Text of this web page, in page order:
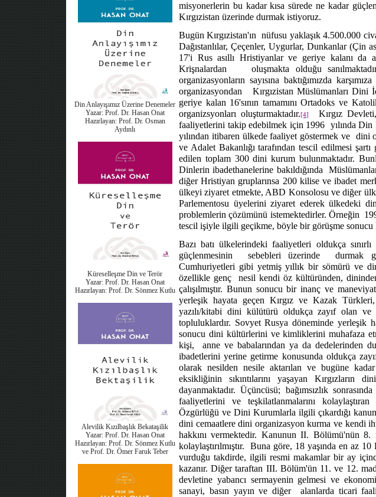
Din Anlayışımız Üzerine Denemeler
Yazar: Prof. Dr. Hasan Onat
Hazırlayan: Prof. Dr. Osman
Aydınlı
Küreselleşme Din ve Terör
Yazar: Prof. Dr. Hasan Onat
Hazırlayan: Prof. Dr. Sönmez Kutlu
Alevilik Kızılbaşlık Bekataşilik
Yazar: Prof. Dr. Hasan Onat
Hazırlayan: Prof. Dr. Sönmez Kutlu
ve Prof. Dr. Ömer Faruk Teber
misyonerlerin bu kadar kısa sürede ne kadar
Kırgızistan üzerinde durmak istiyoruz.
Bugün Kırgızistan'ın
nüfusu yaklaşık 4.500.000
Dağıstanlılar, Çeçenler, Uygurlar, Dunkanlar (Çin
17'i Rus asıllı Hristiyanlar ve geriye kalanı da
Krişnalardan
oluşmakta olduğu
organizasyonların sayısına baktığımızda
organizasyondan
Kırgızistan Müslümanları Dini
geriye kalan 16'sının tamamını Ortadoks ve
organizsyonları oluşturmaktadır.[4] Kırgız Devleti,
faaliyetlerini takip edebilmek için 1996 yılında
yılından itibaren ülkede faaliyet göstermek ve dini
ve Adalet Bakanlığı tarafından tescil edilmesi şartı
edilen toplam 300 dini kurum bulunmaktadır.
Dinlerin ibadethanelerine bakıldığında
diğer Hristiyan gruplarınsa 200 kilise ve ibadet
ülkeyi ziyaret etmekte, ABD Konsolosu ve diğer
Parlementosu üyelerini ziyaret ederek ülkedeki
problemlerin çözümünü istemektedirler. Örneğin
tescil işiyle ilgili geçikme, böyle bir görüşme sonucu
Bazı batı ülkelerindeki faaliyetleri oldukça
güçlenmesinin
sebebleri üzerinde
durmak
Cumhuriyetleri gibi yetmiş yıllık bir sömürü ve
özellikle genç
nesil kendi öz kültüründen,
çalışılmıştır. Bunun sonucu bir inanç ve
yerleşik hayata geçen Kırgız ve Kazak
yazılı/kitabi dini külütürü oldukça zayıf olan
topluluklardır. Sovyet Rusya döneminde yerleşik
sonucu dini kültürlerini ve kimliklerini muhafaza
kişi,
anne ve babalarından ya da dedelerinden
ibadetlerini yerine getirme konusunda oldukça
olarak nesilden nesile aktarılan ve bugüne
eksikliğinin sıkıntılarını yaşayan Kırgızların
dayanmaktadır. Üçüncüsü; bağımsızlık
faaliyetlerini ve teşkilatlanmalarını
Özgürlüğü ve Dini Kurumlarla ilgili çıkardığı
dini cemaatlere dini organizasyon kurma ve kendi
hakkını vermektedir. Kanunun II. Bölümü'nün 8.
kolaylaştırılmıştır.
Buna göre, 18 yaşında en az 10
vurduğu takdirde, ilgili resmi makamlar bir ay
kazanır. Diğer taraftan III. Bölüm'ün 11. ve 12.
devletine yabancı sermayenin gelmesi ve
sanayi, basın yayın ve diğer
alanlarda ticari